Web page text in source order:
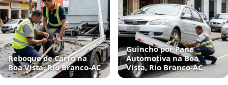
Reboque de Carro na
Boa Vista, Rio Branco‑AC
Guincho por Pane
Automotiva na Boa
Vista, Rio Branco‑AC